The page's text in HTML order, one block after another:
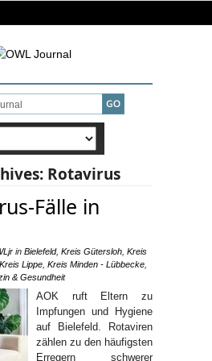
Rotavirus
Fälle in
in Bielefeld, Kreis Gütersloh Kreis
Kreis Lippe Kreis Minden - Lübbecke
& Gesundheit
AOK ruft Eltern zu
Impfungen und Hygiene
auf Bielefeld. Rotaviren
zählen zu den häufigsten
Erregern schwerer